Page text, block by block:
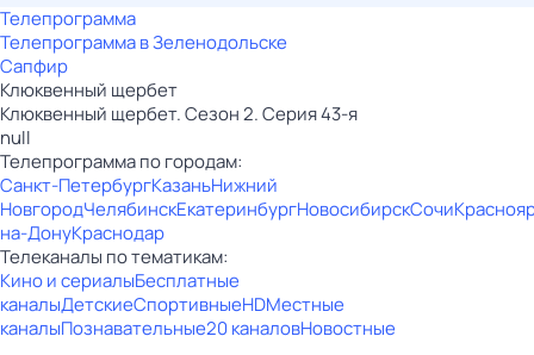
Телепрограмма
Телепрограмма в Зеленодольске
Сапфир
Клюквенный щербет
Клюквенный щербет. Сезон 2. Серия 43-я
null
Телепрограмма по городам:
Санкт-ПетербургКазаньНижний
НовгородЧелябинскЕкатеринбургНовосибирскСочи
на-ДонуКраснодар
Телеканалы по тематикам:
Кино и сериалыБесплатные
каналыДетскиеСпортивныеHDМестные
каналыПознавательные20 каналовНовостные